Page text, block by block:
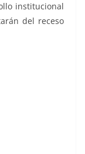
institucional
del receso